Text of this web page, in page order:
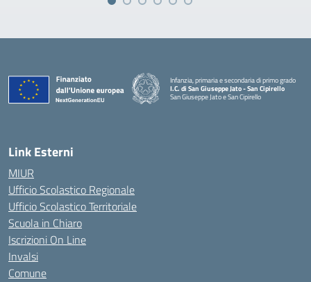
Infanzia, primaria e secondaria di primo grado
I.C. di San Giuseppe Jato - San Cipirello
San Giuseppe Jato e San Cipirello
Link Esterni
MIUR
Ufficio Scolastico Regionale
Ufficio Scolastico Territoriale
Scuola in Chiaro
Iscrizioni On Line
Invalsi
Comune